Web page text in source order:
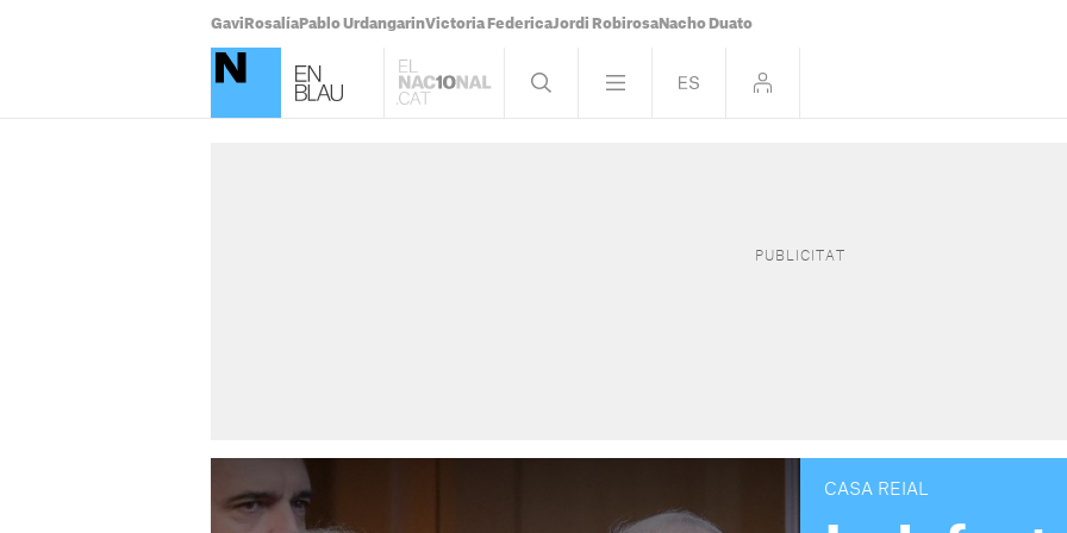
Gavi Rosalía Pablo UrdangarinVictoria FedericaJordi Robirosa Nacho Duato
CASA REIAL